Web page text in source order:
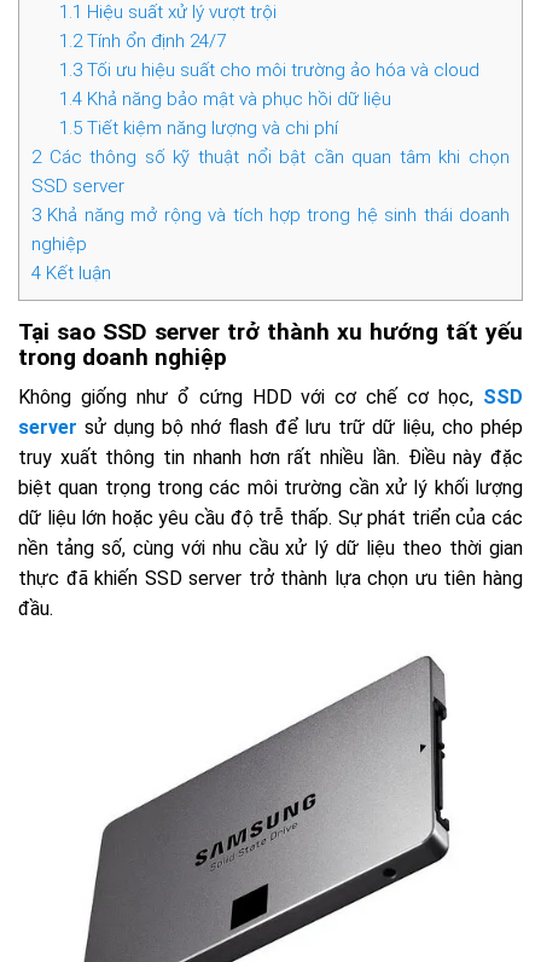
1.1 Hiệu suất xử lý vượt trội
1.2Tính ổn định 24/7
1.3Tối ưu hiệu suất cho môi trường ảo hóa và cloud
1.4Khả năng bảo mật và phục hồi dữ liệu
1.5Tiết kiệm năng lượng và chi phí
2Các thông số kỹ thuật nổi bật cần quan tâm khi chọn
SSD server
3 Khả năng mở rộng và tích hợp trong hệ sinh thái doanh
nghiệp
4 Kết luận
Tại sao SSD server trở thành xu hướng tất yếu
trong doanh nghiệp
Không giống như ổ cứng HDD với cơ chế cơ học, SSD
server sử dụng bộ nhớ flash để lưu trữ dữ liệu, cho phép
truy xuất thông tin nhanh hơn rất nhiều lần. Điều này đặc
biệt quan trọng trong các môi trường cần xử lý khối lượng
dữ liệu lớn hoặc yêu cầu độ trễ thấp. Sự phát triển của các
nền tảng số, cùng với nhu cầu xử lý dữ liệu theo thời gian
thực đã khiến SSD server trở thành lựa chọn ưu tiên hàng
đầu.